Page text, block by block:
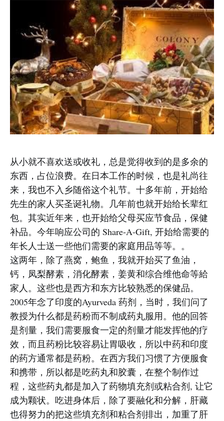
从小就不喜欢送或收礼，总是觉得收到的是多余的
东西，占位浪费。在日本工作的时候，也是礼尚往
来，我也不入乡随俗这个礼节。十多年前，开始给
先生的家人买圣诞礼物。几年前也就开始给长辈红
包。其实近年来，也开始给父母买应节食品，保健
补品。今年响应公司的 Share-A-Gift, 开始给需要的
年长人士送一些他们需要的家庭用品等等。。
这两年，除了燕窝，鲍鱼，我就开始买了鱼油，
钙，凤梨酵素，消化酵素，姜黄和综合维他命等給
家人。这些也是西方和东方比较熟悉的保健品。
2005年念了印度的Ayurveda 药剂，当时，我们问了
教授为什么都是药粉而不制成药丸服用。他的回答
是剂量，我们需要服食一定的剂量才能发挥他的疗
效，而且药粉比较容易让胃吸收，所以中药和印度
的药方通常都是药粉。在西方我们习惯了方便服食
和携带，所以都是吃药丸和胶囊，在整个制作过
程，这些药丸都是加入了药物填充剂或粘合剂, 让它
成为颗状。吃进身体后，除了要融化和分解，肝藏
也得努力的把这些填充剂和粘合剂排出，加重了肝